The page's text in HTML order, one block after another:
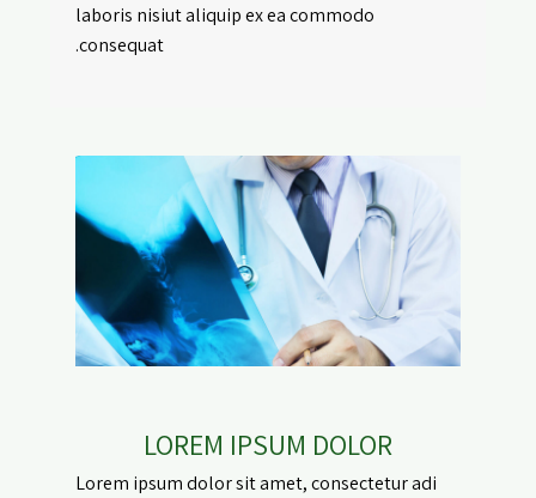
laboris nisiut aliquip ex ea commodo
consequat.
LOREM IPSUM DOLOR
Lorem ipsum dolor sit amet, consectetur adi